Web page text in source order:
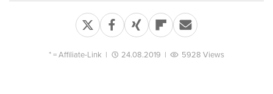
* =Affiliate-Link | 24.08.2019 | 5928 Views